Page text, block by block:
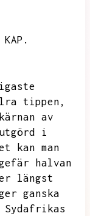
tippen,
av
i
kan man
halvan
längst
ganska
Sydafrikas